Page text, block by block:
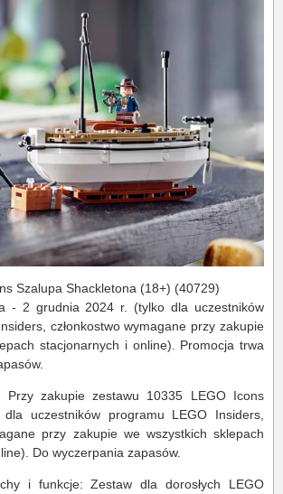
Szalupa Shackletona (18+) (40729)
- 2 grudnia 2024 r. (tylko dla uczestników
członkostwo wymagane przy zakupie
stacjonarnych i online). Promocja trwa
Przy zakupie zestawu 10335 LEGO Icons
uczestników programu LEGO Insiders,
przy zakupie we wszystkich sklepach
Do wyczerpania zapasów.
i funkcje: Zestaw dla dorosłych LEGO